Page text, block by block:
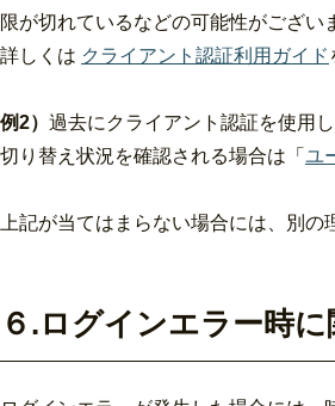
限が切れているなどの可能性がござい
詳しくは クライアント認証利用ガイド
例2） 過去にクライアント認証を使用
切り替え状況を確認される場合は 「 ユ
上記が当てはまらない場合には、別
６.ログインエラー時